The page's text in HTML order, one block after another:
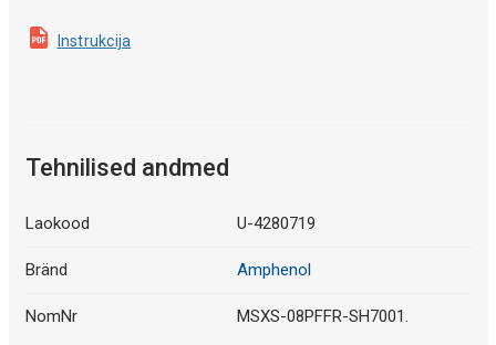
Instrukcija
Tehnilised andmed
Laokood U-4280719
Bränd Amphenol
NomNr MSXS-08PFFR-SH7001.